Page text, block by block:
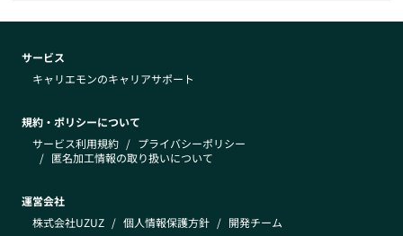
サービス
キャリエモンのキャリアサポート
規約・ポリシーについて
サービス利用規約 / プライバシーポリシー
/ 匿名加工情報の取り扱いについて
運営会社
株式会社UZUZ / 個人情報保護方針 / 開発チーム